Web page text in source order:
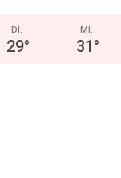
DI.
29°
MI.
31°